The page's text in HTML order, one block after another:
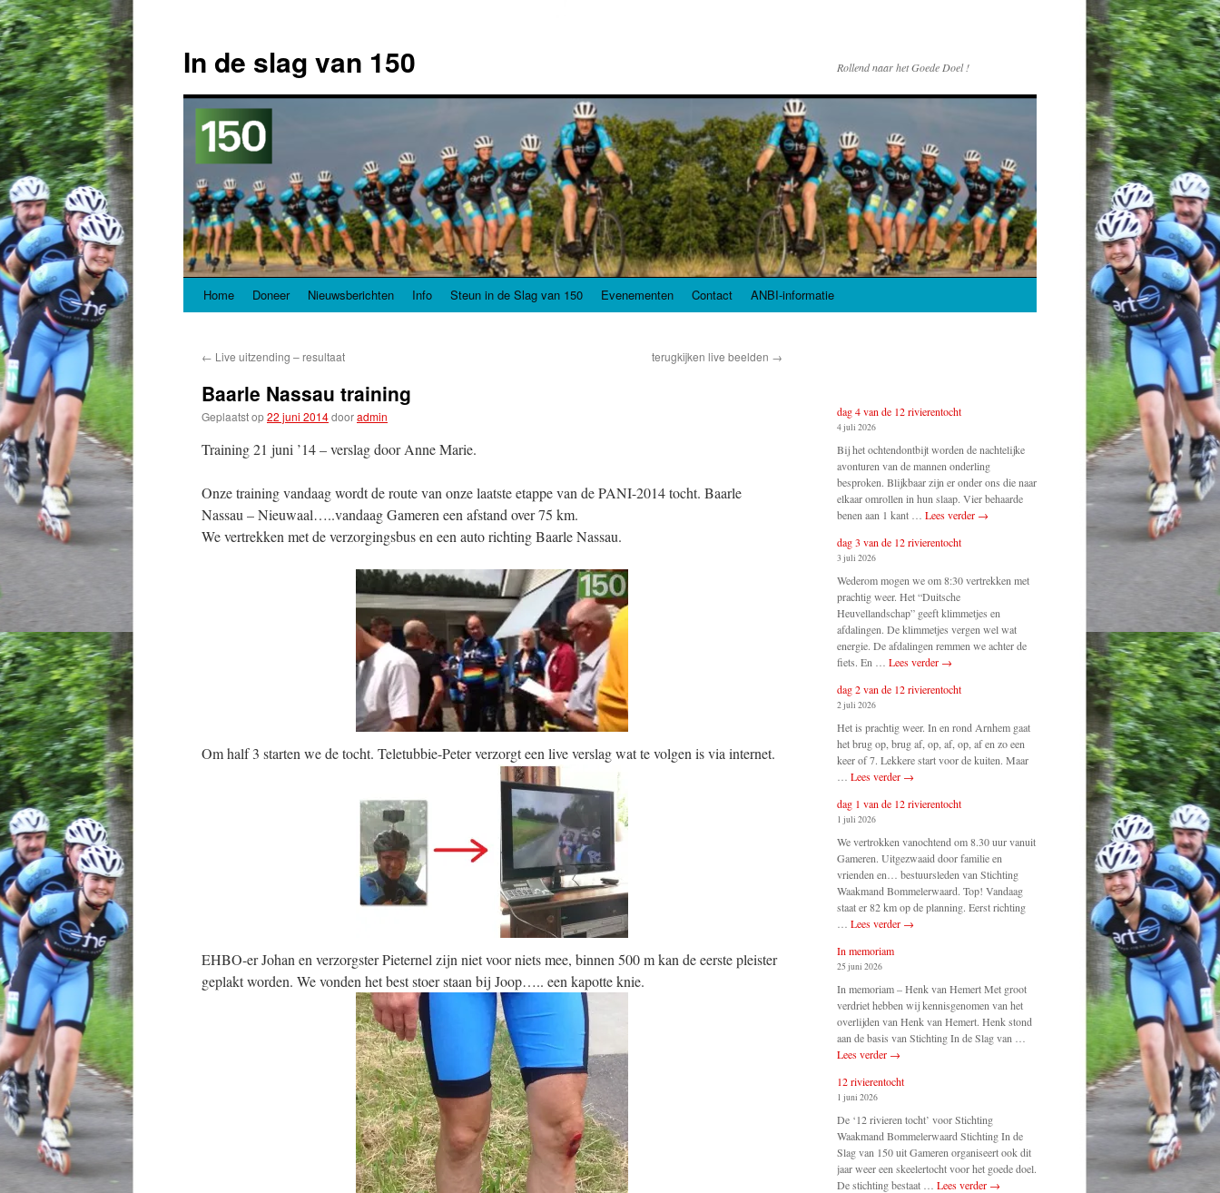
In de slag van 150 Rollend naar het Goede Doel !
Spring
inhoud
Home Doneer Nieuwsberichten Info Steun in de Slag van 150 Evenementen Contact ANBI-informatie
← Live uitzending – resultaat terugkijken live beelden →
Baarle Nassau training
Geplaatst op22 juni 2014dooradmin
Training 21 juni ’14 – verslag door Anne Marie.
Onze training vandaag wordt de route van onze laatste etappe van de PANI-2014 tocht. Baarle
Nassau – Nieuwaal…..vandaag Gameren een afstand over 75 km.
We vertrekken met de verzorgingsbus en een auto richting Baarle Nassau.
Om half 3 starten we de tocht. Teletubbie-Peter verzorgt een live verslag wat te volgen is via internet.
EHBO-er Johan en verzorgster Pieternel zijn niet voor niets mee, binnen 500 m kan de eerste pleister
geplakt worden. We vonden het best stoer staan bij Joop….. een kapotte knie.
dag 4 van de 12 rivierentocht
4 juli 2026
Bij het ochtendontbijt worden de nachtelijke
avonturen van de mannen onderling
besproken. Blijkbaar zijn er onder ons die naar
elkaar omrollen in hun slaap. Vier behaarde
benen aan 1 kant … Lees verder →
dag 3 van de 12 rivierentocht
3 juli 2026
Wederom mogen we om 8:30 vertrekken met
prachtig weer. Het “Duitsche
Heuvellandschap” geeft klimmetjes en
afdalingen. De klimmetjes vergen wel wat
energie. De afdalingen remmen we achter de
fiets. En … Lees verder →
dag 2 van de 12 rivierentocht
2 juli 2026
Het is prachtig weer. In en rond Arnhem gaat
het brug op, brug af, op, af, op, af en zo een
keer of 7. Lekkere start voor de kuiten. Maar
Lees verder →
dag 1 van de 12 rivierentocht
1 juli 2026
We vertrokken vanochtend om 8.30 uur vanuit
Gameren. Uitgezwaaid door familie en
vrienden en… bestuursleden van Stichting
Waakmand Bommelerwaard. Top! Vandaag
staat er 82 km op de planning. Eerst richting
Lees verder →
In memoriam
25 juni 2026
In memoriam – Henk van Hemert Met groot
verdriet hebben wij kennisgenomen van het
overlijden van Henk van Hemert. Henk stond
aan de basis van Stichting In de Slag van …
Lees verder →
12 rivierentocht
1 juni 2026
De ‘12 rivieren tocht’ voor Stichting
Waakmand Bommelerwaard Stichting In de
Slag van 150 uit Gameren organiseert ook dit
jaar weer een skeelertocht voor het goede doel.
De stichting bestaat … Lees verder →